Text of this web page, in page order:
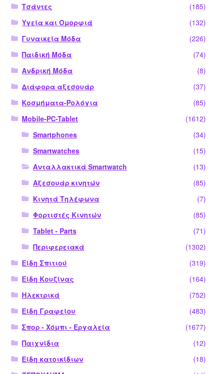
Τσάντες
(185)
Υγεία και Ομορφιά
(132)
Γυναικεία Μόδα
(226)
Παιδική Μόδα
(74)
Ανδρική Μόδα
(8)
Διάφορα αξεσουάρ
(37)
Κοσμήματα-Ρολόγια
(85)
Mobile-PC-Tablet
(1612)
Smartphones
(34)
Smartwatches
(15)
Ανταλλακτικά Smartwatch
(13)
Αξεσουάρ κινητών
(85)
Κινητά Τηλέφωνα
(7)
Φορτιστές Κινητών
(85)
Tablet - Parts
(71)
Περιφερειακά
(1302)
Είδη Σπιτιού
(319)
Είδη Κουζίνας
(164)
Ηλεκτρικά
(752)
Είδη Γραφείου
(483)
Σπορ - Χόμπι - Εργαλεία
(1677)
Παιχνίδια
(12)
Είδη κατοικίδιων
(18)